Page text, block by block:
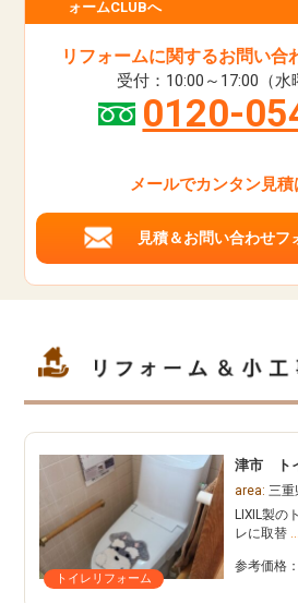
ォームCLUBへ
リフォームに関するお問い合
受付：10:00～17:00（水
0120-
メールでカンタン見積
見積＆お問い合わせフ
トイレリフォーム
津市 ト
area: 三重
LIXIL製の
レに取替
参考価格：